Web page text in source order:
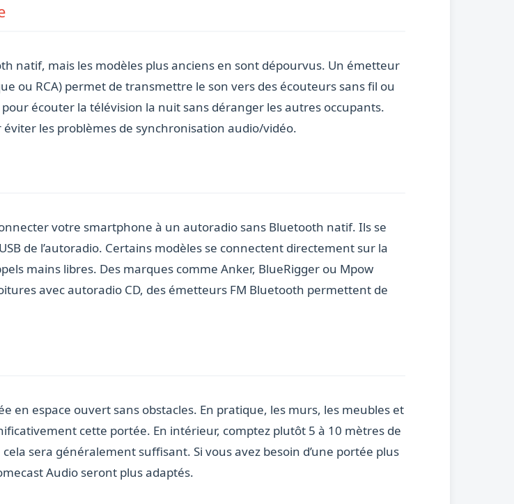
natif, mais les modèles plus anciens en sont dépourvus. Un émetteur
ou RCA) permet de transmettre le son vers des écouteurs sans fil ou
écouter la télévision la nuit sans déranger les autres occupants.
les problèmes de synchronisation audio/vidéo.
votre smartphone à un autoradio sans Bluetooth natif. Ils se
de l’autoradio. Certains modèles se connectent directement sur la
mains libres. Des marques comme Anker, BlueRigger ou Mpow
avec autoradio CD, des émetteurs FM Bluetooth permettent de
en espace ouvert sans obstacles. En pratique, les murs, les meubles et
cette portée. En intérieur, comptez plutôt 5 à 10 mètres de
sera généralement suffisant. Si vous avez besoin d’une portée plus
Audio seront plus adaptés.